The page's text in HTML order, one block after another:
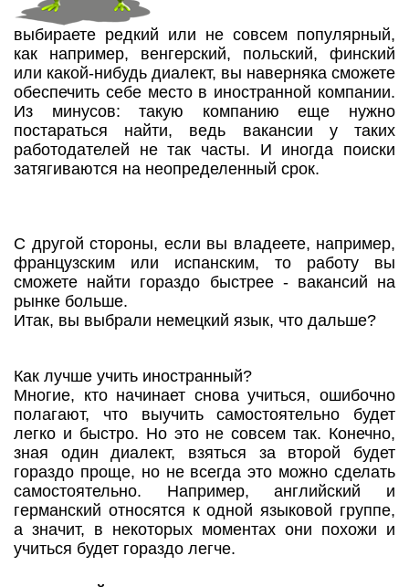
выбираете редкий или не совсем популярный,
как например, венгерский, польский, финский
или какой-нибудь диалект, вы наверняка сможете
обеспечить себе место в иностранной компании.
Из минусов: такую компанию еще нужно
постараться найти, ведь вакансии у таких
работодателей не так часты. И иногда поиски
затягиваются на неопределенный срок.
С другой стороны, если вы владеете, например,
французским или испанским, то работу вы
сможете найти гораздо быстрее - вакансий на
рынке больше.
Итак, вы выбрали немецкий язык, что дальше?
Как лучше учить иностранный?
Многие, кто начинает снова учиться, ошибочно
полагают, что выучить самостоятельно будет
легко и быстро. Но это не совсем так. Конечно,
зная один диалект, взяться за второй будет
гораздо проще, но не всегда это можно сделать
самостоятельно. Например, английский и
германский относятся к одной языковой группе,
а значит, в некоторых моментах они похожи и
учиться будет гораздо легче.